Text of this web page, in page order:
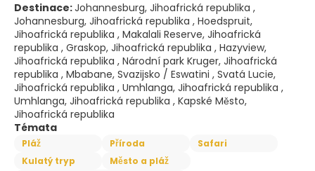
Destinace:Johannesburg, Jihoafrická republika ,
Johannesburg, Jihoafrická republika , Hoedspruit,
Jihoafrická republika , Makalali Reserve, Jihoafrická
republika , Graskop, Jihoafrická republika , Hazyview,
Jihoafrická republika , Národní park Kruger, Jihoafrická
republika , Mbabane, Svazijsko / Eswatini , Svatá Lucie,
Jihoafrická republika , Umhlanga, Jihoafrická republika ,
Umhlanga, Jihoafrická republika , Kapské Město,
Jihoafrická republika
Témata
Pláž Příroda
Safari
Kulatý tryp
Město a pláž